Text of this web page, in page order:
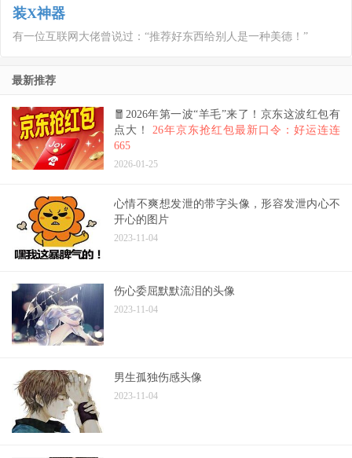
装X神器
有一位互联网大佬曾说过：“推荐好东西给别人是一种美德！”
最新推荐
🧧2026年第一波“羊毛”来了！京东这波红包有
点大！ 26年京东抢红包最新口令：好运连连
665
2026-01-25
心情不爽想发泄的带字头像，形容发泄内心不
开心的图片
2023-11-04
伤心委屈默默流泪的头像
2023-11-04
男生孤独伤感头像
2023-11-04